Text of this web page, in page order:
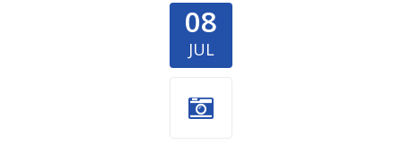
08
JUL